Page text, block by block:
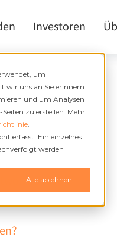
um
wir uns an Sie erinnern
und um Analysen
zu erstellen. Mehr
.
erfasst. Ein einzelnes
werden
Alle ablehnen
Investoren